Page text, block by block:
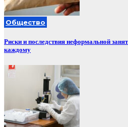
Общество
Риски и последствия неформальной
каждому